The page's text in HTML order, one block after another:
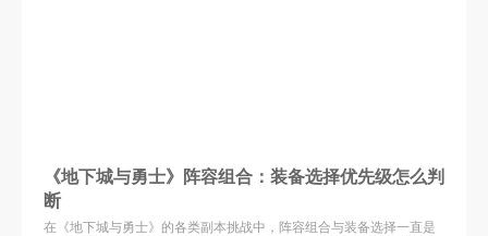
《地下城与勇士》阵容组合：装备选择优先级怎么判
断
在《地下城与勇士》的各类副本挑战中，阵容组合与装备选择一直是